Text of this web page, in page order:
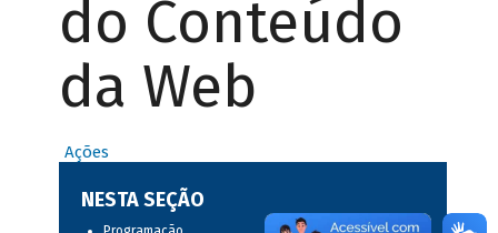
do Conteúdo
da Web
Ações
NESTA SEÇÃO